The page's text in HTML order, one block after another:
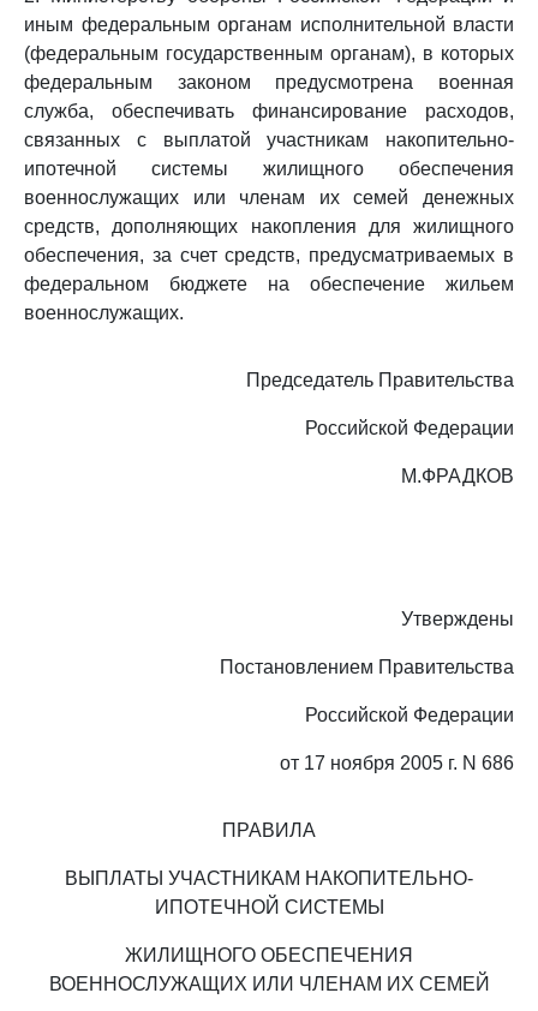
иным федеральным органам исполнительной власти
(федеральным государственным органам), в которых
федеральным законом предусмотрена военная
служба, обеспечивать финансирование расходов,
связанных с выплатой участникам накопительно-
ипотечной системы жилищного обеспечения
военнослужащих или членам их семей денежных
средств, дополняющих накопления для жилищного
обеспечения, за счет средств, предусматриваемых в
федеральном бюджете на обеспечение жильем
военнослужащих.
Председатель Правительства
Российской Федерации
М.ФРАДКОВ
Утверждены
Постановлением Правительства
Российской Федерации
от 17 ноября 2005 г. N 686
ПРАВИЛА
ВЫПЛАТЫ УЧАСТНИКАМ НАКОПИТЕЛЬНО-
ИПОТЕЧНОЙ СИСТЕМЫ
ЖИЛИЩНОГО ОБЕСПЕЧЕНИЯ
ВОЕННОСЛУЖАЩИХ ИЛИ ЧЛЕНАМ ИХ СЕМЕЙ